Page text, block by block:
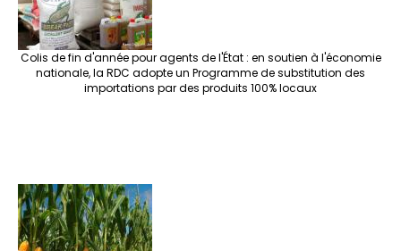
Colis de fin d'année pour agents de l'État : en soutien à l'économie
nationale, la RDC adopte un Programme de substitution des
importations par des produits 100% locaux